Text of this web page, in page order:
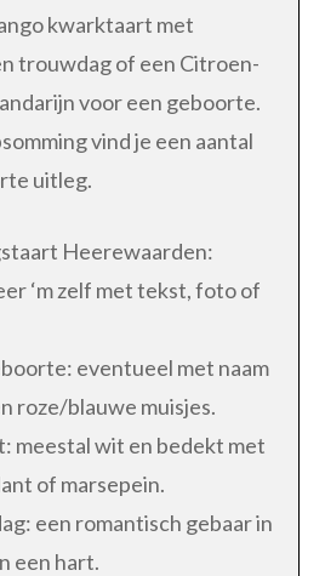
kwarktaart met
trouwdag of een Citroen-
voor een geboorte.
vind je een aantal
uitleg.
Heerewaarden:
‘m zelf met tekst, foto of
eventueel met naam
roze/blauwe muisjes.
meestal wit en bedekt met
of marsepein.
een romantisch gebaar in
een hart.